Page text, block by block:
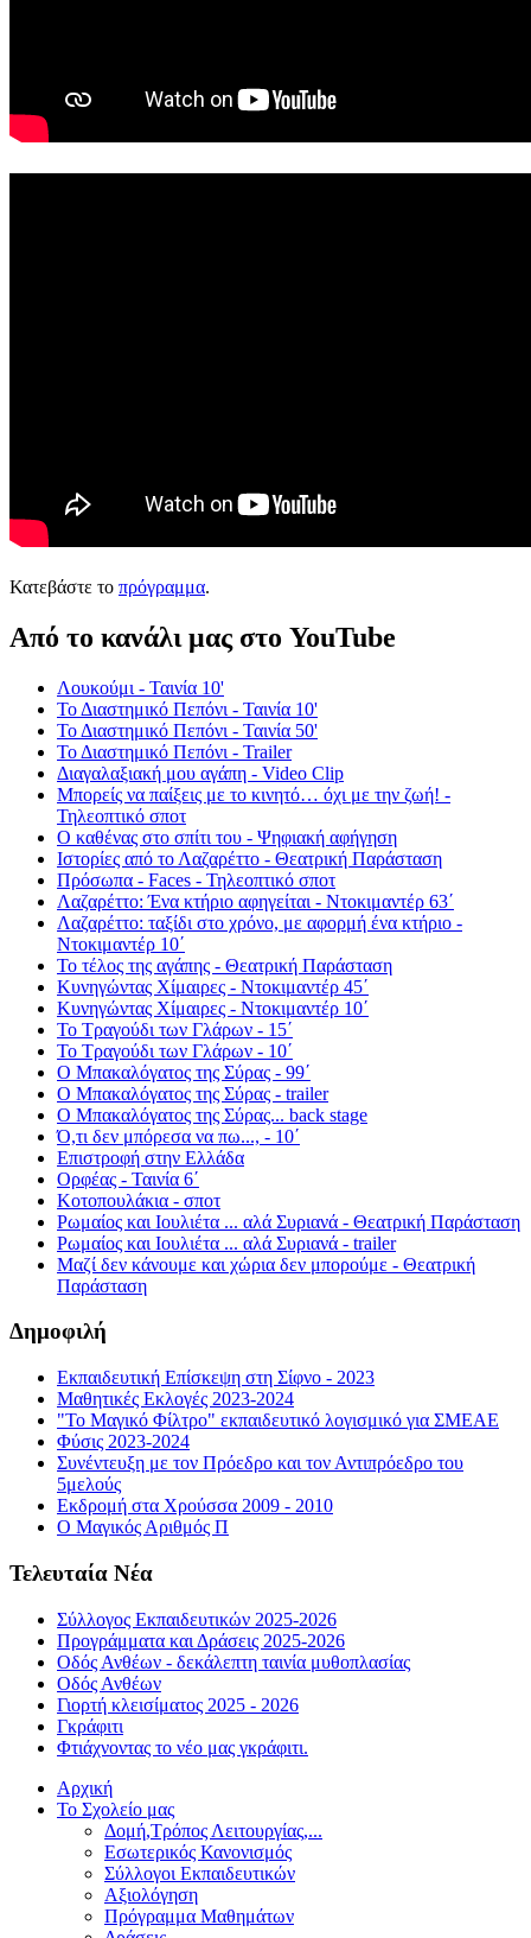
Κατεβάστε το πρόγραμμα.
Από το κανάλι μας στο YouTube
Λουκούμι - Ταινία 10'
Το Διαστημικό Πεπόνι - Ταινία 10'
Το Διαστημικό Πεπόνι - Ταινία 50'
Το Διαστημικό Πεπόνι - Trailer
Διαγαλαξιακή μου αγάπη - Video Clip
Μπορείς να παίξεις με το κινητό… όχι με την ζωή! -
Τηλεοπτικό σποτ
Ο καθένας στο σπίτι του - Ψηφιακή αφήγηση
Ιστορίες από το Λαζαρέττο - Θεατρική Παράσταση
Πρόσωπα - Faces - Τηλεοπτικό σποτ
Λαζαρέττο: Ένα κτήριο αφηγείται - Ντοκιμαντέρ 63΄
Λαζαρέττο: ταξίδι στο χρόνο, με αφορμή ένα κτήριο -
Ντοκιμαντέρ 10΄
Το τέλος της αγάπης - Θεατρική Παράσταση
Κυνηγώντας Χίμαιρες - Ντοκιμαντέρ 45΄
Κυνηγώντας Χίμαιρες - Ντοκιμαντέρ 10΄
Το Τραγούδι των Γλάρων - 15΄
Το Τραγούδι των Γλάρων - 10΄
Ο Μπακαλόγατος της Σύρας - 99΄
Ο Μπακαλόγατος της Σύρας - trailer
Ο Μπακαλόγατος της Σύρας... back stage
Ό,τι δεν μπόρεσα να πω..., - 10΄
Επιστροφή στην Ελλάδα
Ορφέας - Ταινία 6΄
Κοτοπουλάκια - σποτ
Ρωμαίος και Ιουλιέτα ... αλά Συριανά - Θεατρική Παράσταση
Ρωμαίος και Ιουλιέτα ... αλά Συριανά - trailer
Μαζί δεν κάνουμε και χώρια δεν μπορούμε - Θεατρική
Παράσταση
Δημοφιλή
Εκπαιδευτική Επίσκεψη στη Σίφνο - 2023
Μαθητικές Εκλογές 2023-2024
"Το Μαγικό Φίλτρο" εκπαιδευτικό λογισμικό για ΣΜΕΑΕ
Φύσις 2023-2024
Συνέντευξη με τον Πρόεδρο και τον Αντιπρόεδρο του
5μελούς
Εκδρομή στα Χρούσσα 2009 - 2010
Ο Μαγικός Αριθμός Π
Τελευταία Νέα
Σύλλογος Εκπαιδευτικών 2025-2026
Προγράμματα και Δράσεις 2025-2026
Οδός Ανθέων - δεκάλεπτη ταινία μυθοπλασίας
Οδός Ανθέων
Γιορτή κλεισίματος 2025 - 2026
Γκράφιτι
Φτιάχνοντας το νέο μας γκράφιτι.
Αρχική
Το Σχολείο μας
Δομή,Τρόπος Λειτουργίας,...
Εσωτερικός Κανονισμός
Σύλλογοι Εκπαιδευτικών
Αξιολόγηση
Πρόγραμμα Μαθημάτων